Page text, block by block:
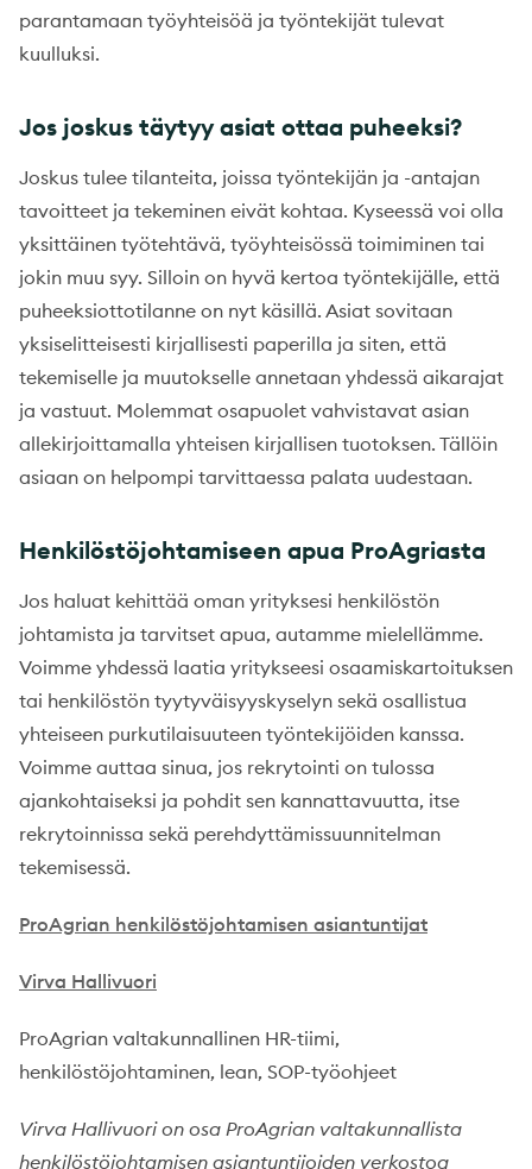
parantamaan työyhteisöä ja työntekijät tulevat
kuulluksi.
Jos joskus täytyy asiat ottaa puheeksi?
Joskus tulee tilanteita, joissa työntekijän ja -antajan
tavoitteet ja tekeminen eivät kohtaa. Kyseessä voi olla
yksittäinen työtehtävä, työyhteisössä toimiminen tai
jokin muu syy. Silloin on hyvä kertoa työntekijälle, että
puheeksiottotilanne on nyt käsillä. Asiat sovitaan
yksiselitteisesti kirjallisesti paperilla ja siten, että
tekemiselle ja muutokselle annetaan yhdessä aikarajat
ja vastuut. Molemmat osapuolet vahvistavat asian
allekirjoittamalla yhteisen kirjallisen tuotoksen. Tällöin
asiaan on helpompi tarvittaessa palata uudestaan.
Henkilöstöjohtamiseen apua ProAgriasta
Jos haluat kehittää oman yrityksesi henkilöstön
johtamista ja tarvitset apua, autamme mielellämme.
Voimme yhdessä laatia yritykseesi osaamiskartoituksen
tai henkilöstön tyytyväisyyskyselyn sekä osallistua
yhteiseen purkutilaisuuteen työntekijöiden kanssa.
Voimme auttaa sinua, jos rekrytointi on tulossa
ajankohtaiseksi ja pohdit sen kannattavuutta, itse
rekrytoinnissa sekä perehdyttämissuunnitelman
tekemisessä.
ProAgrian henkilöstöjohtamisen asiantuntijat
Virva Hallivuori
ProAgrian valtakunnallinen HR-tiimi,
henkilöstöjohtaminen, lean, SOP-työohjeet
Virva Hallivuori on osa ProAgrian valtakunnallista
henkilöstöjohtamisen asiantuntijoiden verkostoa